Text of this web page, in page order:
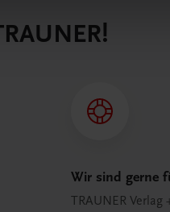
Wir sind gerne
TRAUNER Verlag